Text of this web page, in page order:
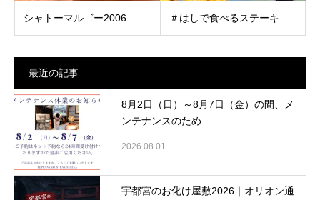
シャトーマルゴー2006 ＃はしで食べるステーキ
最近の記事
8月2日（日）～8月7日（金）の間、メ
ンテナンスのため...
2026.08.01
宇都宮のお化け屋敷2026｜オリオン通